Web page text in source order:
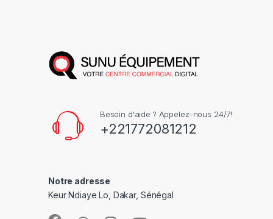
Besoin d'aide ? Appelez-nous 24/7!
+221772081212
Notre adresse
Keur Ndiaye Lo, Dakar, Sénégal